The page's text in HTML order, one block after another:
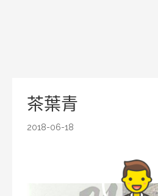
茶葉青
2018-06-18